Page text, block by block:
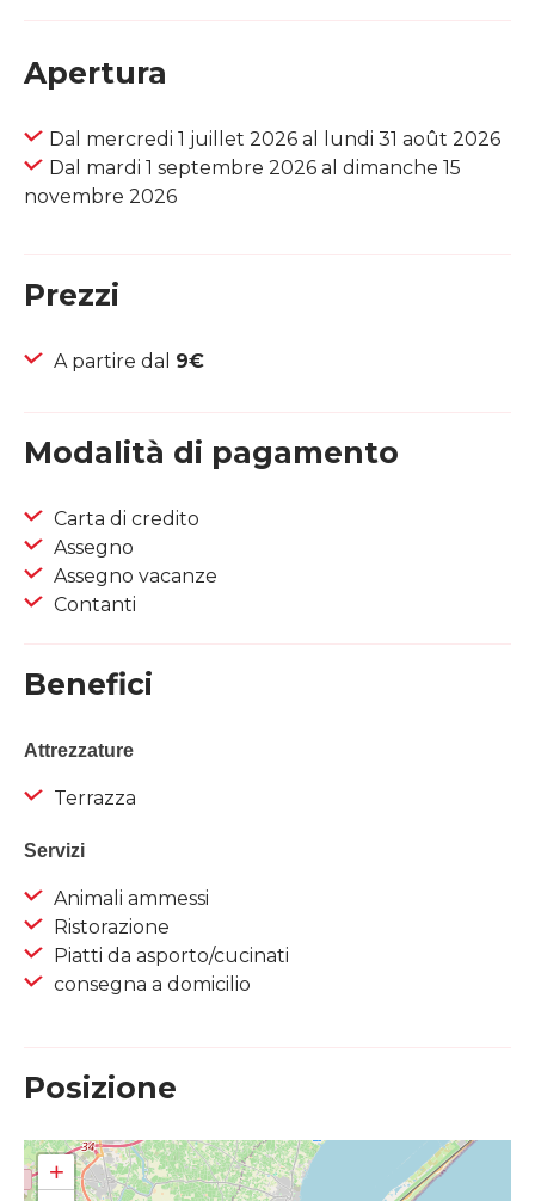
Apertura
Dal mercredi 1 juillet 2026 al lundi 31 août 2026
Dal mardi 1 septembre 2026 al dimanche 15
novembre 2026
Prezzi
A partire dal 9€
Modalità di pagamento
Carta di credito
Assegno
Assegno vacanze
Contanti
Benefici
Attrezzature
Terrazza
Servizi
Animali ammessi
Ristorazione
Piatti da asporto/cucinati
consegna a domicilio
Posizione
+